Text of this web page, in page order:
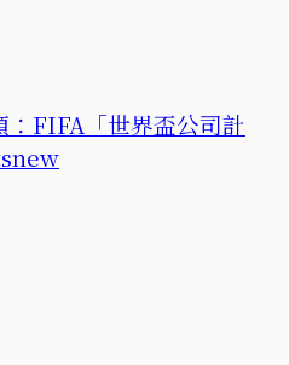
FIFA「世界盃公司計